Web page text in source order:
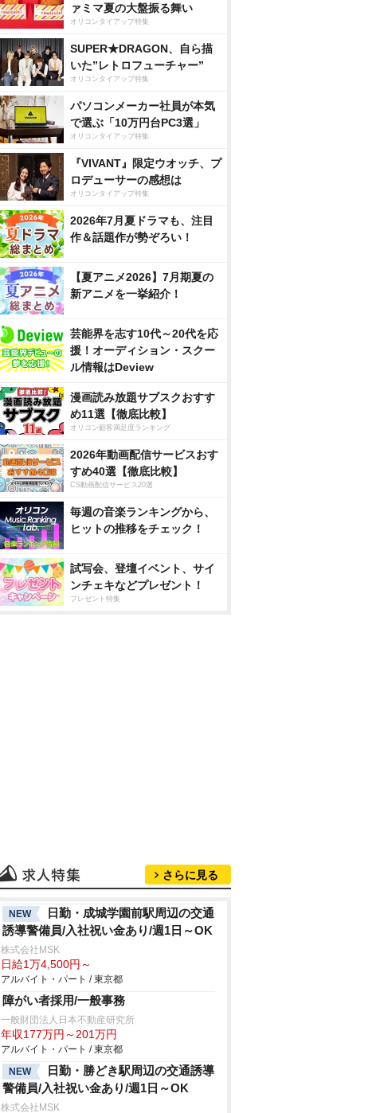
ァミマ夏の大盤振る舞い
オリコンタイアップ特集
SUPER★DRAGON、自ら描
いた”レトロフューチャー”
オリコンタイアップ特集
パソコンメーカー社員が本気
で選ぶ「10万円台PC3選」
オリコンタイアップ特集
『VIVANT』限定ウオッチ、プ
ロデューサーの感想は
オリコンタイアップ特集
2026年7月夏ドラマも、注目
作＆話題作が勢ぞろい！
【夏アニメ2026】7月期夏の
新アニメを一挙紹介！
芸能界を志す10代～20代を応
援！オーディション・スクー
ル情報はDeview
漫画読み放題サブスクおすす
め11選【徹底比較】
オリコン顧客満足度ランキング
2026年動画配信サービスおす
すめ40選【徹底比較】
CS動画配信サービス20選
毎週の音楽ランキングから、
ヒットの推移をチェック！
試写会、登壇イベント、サイ
ンチェキなどプレゼント！
プレゼント特集
さらに見る
NEW
日勤・成城学園前駅周辺の交通
誘導警備員/入社祝い金あり/週1日～OK
株式会社MSK
日給1万4,500円～
アルバイト・パート / 東京都
障がい者採用/一般事務
一般財団法人日本不動産研究所
年収177万円～201万円
アルバイト・パート / 東京都
NEW
日勤・勝どき駅周辺の交通誘導
警備員/入社祝い金あり/週1日～OK
株式会社MSK